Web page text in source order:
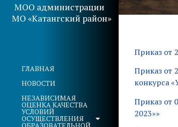
МОО администрации
МО «Катангский район»
ГЛАВНАЯ
НОВОСТИ
НЕЗАВИСИМАЯ
ОЦЕНКА КАЧЕСТВА
УСЛОВИЙ
ОСУЩЕСТВЛЕНИЯ
Приказ от
Приказ от
конкурса
Приказ от
2023»»